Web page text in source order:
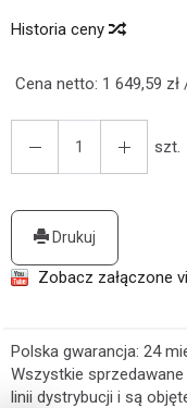
Historia ceny
Cena netto: 1 649,59 zł
szt.
Drukuj
Zobacz załączone
Polska gwarancja: 24
Wszystkie
linii dystrybucji i są